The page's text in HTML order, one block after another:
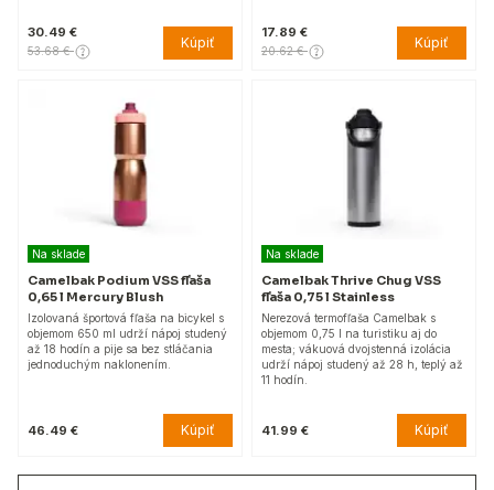
30.49 €
53.68 € Kúpiť
17.89 €
20.62 € Kúpiť
Na sklade
Camelbak Podium VSS fľaša
0,65 l Mercury Blush
Izolovaná športová fľaša na bicykel s
objemom 650 ml udrží nápoj studený
až 18 hodín a pije sa bez stláčania
jednoduchým naklonením.
46.49 € Kúpiť
Na sklade
Camelbak Thrive Chug VSS
fľaša 0,75 l Stainless
Nerezová termofľaša Camelbak s
objemom 0,75 l na turistiku aj do
mesta; vákuová dvojstenná izolácia
udrží nápoj studený až 28 h, teplý až
11 hodín.
41.99 € Kúpiť